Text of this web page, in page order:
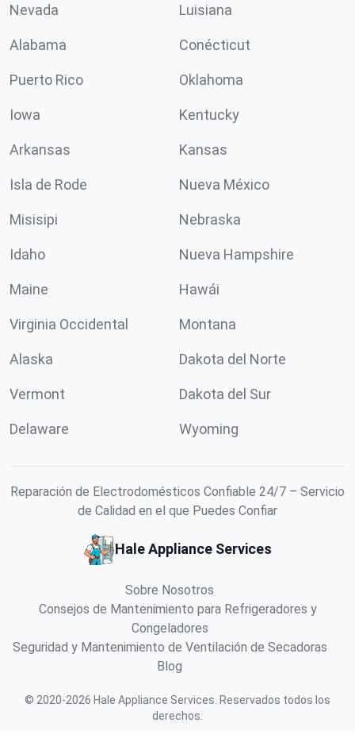
Nevada Luisiana
Alabama Conécticut
Puerto Rico Oklahoma
Iowa Kentucky
Arkansas Kansas
Isla de Rode Nueva México
Misisipi Nebraska
Idaho Nueva Hampshire
Maine Hawái
Virginia Occidental Montana
Alaska Dakota del Norte
Vermont Dakota del Sur
Delaware Wyoming
Reparación de Electrodomésticos Confiable 24/7 – Servicio
de Calidad en el que Puedes Confiar
Hale Appliance Services
Sobre Nosotros
Consejos de Mantenimiento para Refrigeradores y
Congeladores
Seguridad y Mantenimiento de Ventilación de Secadoras
Blog
© 2020-2026 Hale Appliance Services Reservados todos los
derechos.